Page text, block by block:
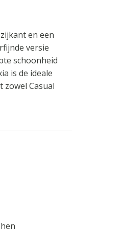
en een
versie
schoonheid
is de ideale
zowel Casual